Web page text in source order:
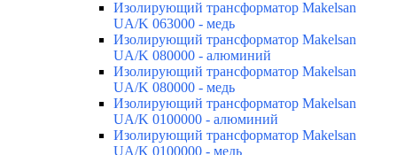
Изолирующий трансформатор Makelsan
UA/K 063000 - медь
Изолирующий трансформатор Makelsan
UA/K 080000 - алюминий
Изолирующий трансформатор Makelsan
UA/K 080000 - медь
Изолирующий трансформатор Makelsan
UA/K 0100000 - алюминий
Изолирующий трансформатор Makelsan
UA/K 0100000 - медь